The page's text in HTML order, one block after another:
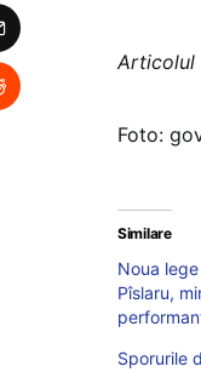
Articolul
Foto:
Similare
Noua
Pîslaru,
Sporurile